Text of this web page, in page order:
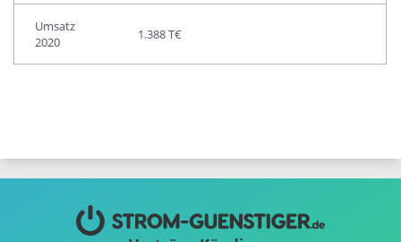
Umsatz
2020
1.388 T€